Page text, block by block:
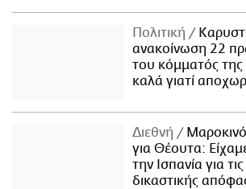
Πολιτική
ανακοίνωση 22
του κόμματός της
καλά γιατί
Διεθνή
για Θέουτα:
την Ισπανία για
δικαστικής